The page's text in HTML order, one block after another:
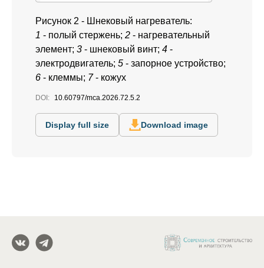
Рисунок 2 - Шнековый нагреватель:
1 - полый стержень; 2 - нагревательный
элемент; 3 - шнековый винт; 4 -
электродвигатель; 5 - запорное устройство;
6 - клеммы; 7- кожух
DOI: 10.60797/mca.2026.72.5.2
Display full size Download image